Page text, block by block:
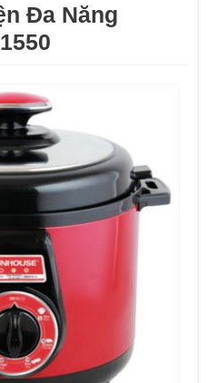
Đa Năng